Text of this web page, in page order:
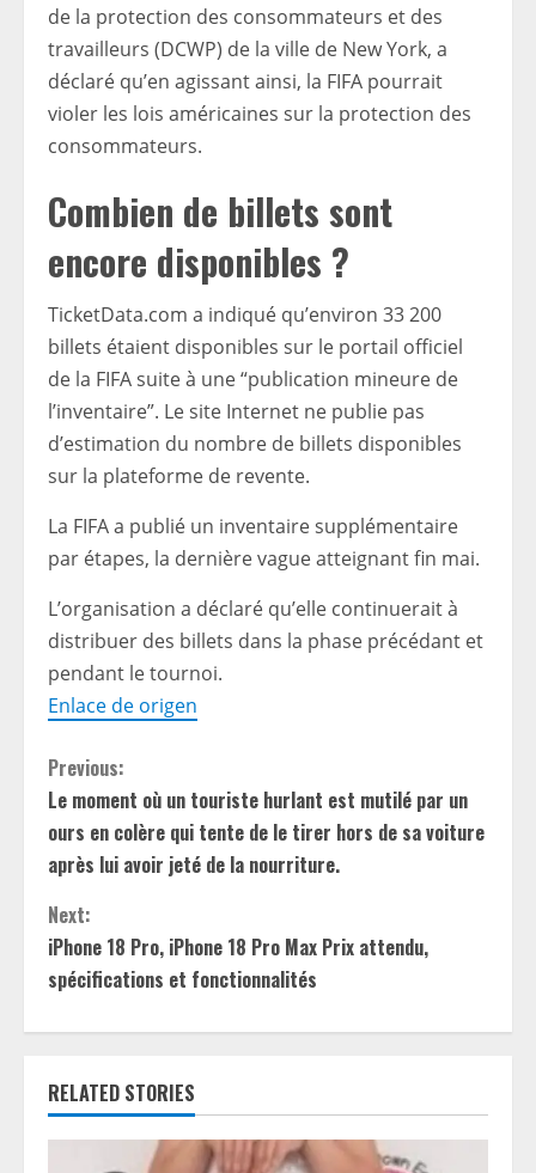
de la protection des consommateurs et des
travailleurs (DCWP) de la ville de New York, a
déclaré qu’en agissant ainsi, la FIFA pourrait
violer les lois américaines sur la protection des
consommateurs.
Combien de billets sont
encore disponibles ?
TicketData.com a indiqué qu’environ 33 200
billets étaient disponibles sur le portail officiel
de la FIFA suite à une “publication mineure de
l’inventaire”. Le site Internet ne publie pas
d’estimation du nombre de billets disponibles
sur la plateforme de revente.
La FIFA a publié un inventaire supplémentaire
par étapes, la dernière vague atteignant fin mai.
L’organisation a déclaré qu’elle continuerait à
distribuer des billets dans la phase précédant et
pendant le tournoi.
Enlace de origen
C
o
n
t
i
n
u
e
Previous:
Le moment où un touriste hurlant est mutilé par un
ours en colère qui tente de le tirer hors de sa voiture
après lui avoir jeté de la nourriture.
Next:
iPhone 18 Pro, iPhone 18 Pro Max Prix attendu,
spécifications et fonctionnalités
RELATED STORIES